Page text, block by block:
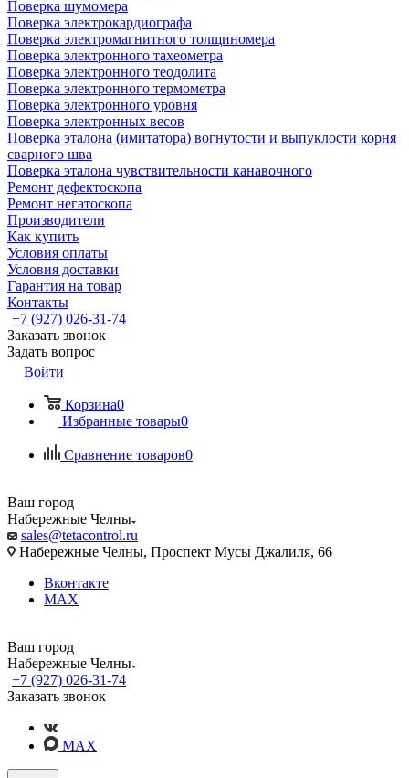
Поверка шумомера
Поверка электрокардиографа
Поверка электромагнитного толщиномера
Поверка электронного тахеометра
Поверка электронного теодолита
Поверка электронного термометра
Поверка электронного уровня
Поверка электронных весов
Поверка эталона (имитатора) вогнутости и выпуклости корня
сварного шва
Поверка эталона чувствительности канавочного
Ремонт дефектоскопа
Ремонт негатоскопа
Производители
Как купить
Условия оплаты
Условия доставки
Гарантия на товар
Контакты
+7 (927) 026-31-74
Заказать звонок
Задать вопрос
Войти
Корзина0
Избранные товары0
Сравнение товаров0
Ваш город
Набережные Челны
sales@tetacontrol.ru
Набережные Челны, Проспект Мусы Джалиля, 66
Вконтакте
MAX
Ваш город
Набережные Челны
+7 (927) 026-31-74
Заказать звонок
MAX